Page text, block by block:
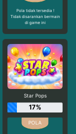
Pola tidak tersedia !
Tidak disarankan bermain
di game ini
Star Pops
17%